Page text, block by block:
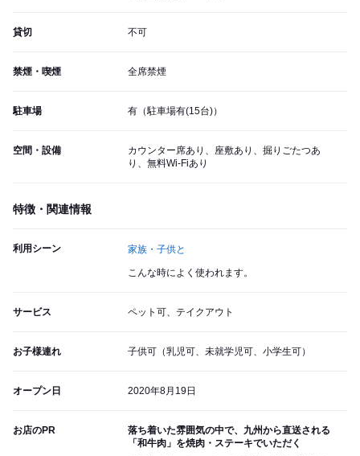
貸切 不可
禁煙・喫煙 全席禁煙
駐車場 有（駐車場有(15台)）
空間・設備
カウンター席あり、座敷あり、掘りごたつあ
り、無料Wi-Fiあり
特徴・関連情報
利用シーン 家族・子供と
こんな時によく使われます。
サービス ペット可、テイクアウト
お子様連れ 子供可（乳児可、未就学児可、小学生可）
オープン日 2020年8月19日
お店のPR
落ち着いた雰囲気の中で、九州から直送される
「和牛肉」を焼肉・ステーキでいただく